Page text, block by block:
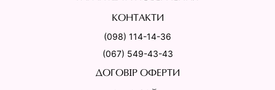
КОНТАКТИ
(098) 114-14-36
(067) 549-43-43
ДОГОВІР ОФЕРТИ